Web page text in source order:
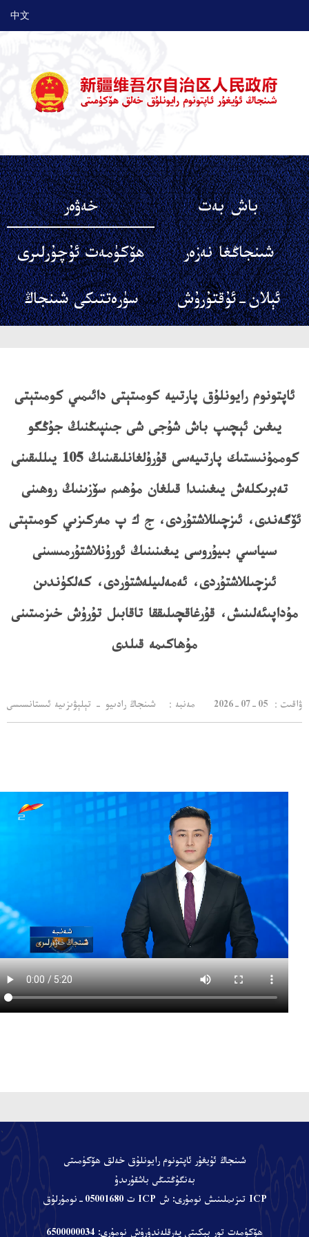
中文
باش بەت
خەۋەر
شىنجاڭغا نەزەر
ھۆكۈمەت ئۇچۇرلىرى
ئېلان-ئۇقتۇرۇش
سۈرەتتىكى شىنجاڭ
ئاپتونوم رايونلۇق پارتىيە كومىتېتى دائىمىي كومىتېتى
يىغىن ئېچىپ باش شۇجى شى جىنپىڭنىڭ جۇڭگو
كوممۇنىستىك پارتىيەسى قۇرۇلغانلىقىنىڭ 105 يىللىقىنى
تەبرىكلەش يىغىنىدا قىلغان مۇھىم سۆزىنىڭ روھىنى
ئۆگەندى، ئىزچىللاشتۇردى، ج ك پ مەركىزىي كومىتېتى
سىياسىي بىيۇروسى يىغىنىنىڭ ئورۇنلاشتۇرمىسىنى
ئىزچىللاشتۇردى، ئەمەلىيلەشتۈردى، كەلكۈندىن
مۇداپىئەلىنىش، قۇرغاقچىلىققا تاقابىل تۇرۇش خىزمىتىنى
مۇھاكىمە قىلدى
2026-07-05 ：ۋاقىت مەنبە： شىنجاڭ رادىيو - تېلېۋىزىيە ئىستانسىسى
、
شىنجاڭ ئۇيغۇر ئاپتونوم رايونلۇق خەلق ھۆكۈمىتى
بەنگۇڭتىڭى باشقۇرىدۇ
ICP تىزىملىنىش نومۇرى: ش ICP ت 05001680-نومۇرلۇق
ھۆكۈمەت تور بېكىتى پەرقلەندۈرۈش نومۇرى: 6500000034